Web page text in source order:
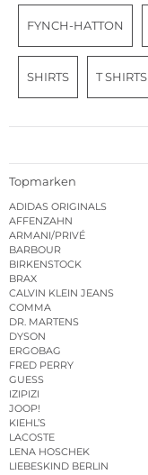
FYNCH-HATTON
SHIRTS T SHIRTS
Topmarken
ADIDAS ORIGINALS
AFFENZAHN
ARMANI/PRIVÉ
BARBOUR
BIRKENSTOCK
BRAX
CALVIN KLEIN JEANS
COMMA
DR. MARTENS
DYSON
ERGOBAG
FRED PERRY
GUESS
IZIPIZI
JOOP!
KIEHL’S
LACOSTE
LENA HOSCHEK
LIEBESKIND BERLIN